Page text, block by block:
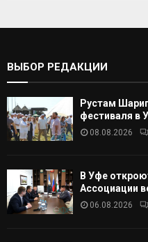
ВЫБОР РЕДАКЦИИ
Рустам
фестиваля в
08.08.2026
В Уфе
Ассоциации
06.08.2026